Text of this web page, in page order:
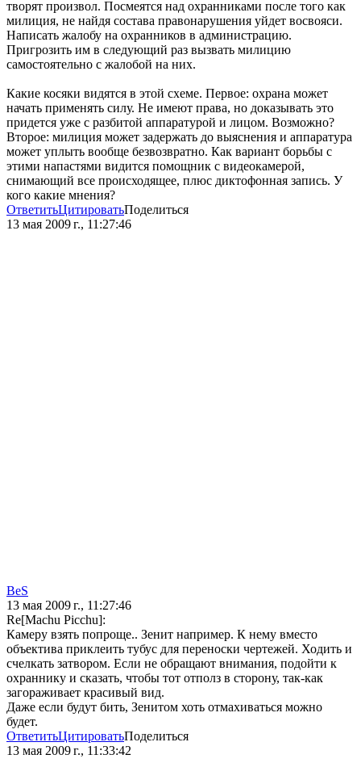
творят произвол. Посмеятся над охранниками после того как
милиция, не найдя состава правонарушения уйдет восвояси.
Написать жалобу на охранников в администрацию.
Пригрозить им в следующий раз вызвать милицию
самостоятельно с жалобой на них.
Какие косяки видятся в этой схеме. Первое: охрана может
начать применять силу. Не имеют права, но доказывать это
придется уже с разбитой аппаратурой и лицом. Возможно?
Второе: милиция может задержать до выяснения и аппаратура
может уплыть вообще безвозвратно. Как вариант борьбы с
этими напастями видится помощник с видеокамерой,
снимающий все происходящее, плюс диктофонная запись. У
кого какие мнения?
ОтветитьЦитироватьПоделиться
13 мая 2009 г., 11:27:46
BeS
13 мая 2009 г., 11:27:46
Re[Machu Picchu]:
Камеру взять попроще.. Зенит например. К нему вместо
объектива приклеить тубус для переноски чертежей. Ходить и
счелкать затвором. Если не обращают внимания, подойти к
охраннику и сказать, чтобы тот отполз в сторону, так-как
загораживает красивый вид.
Даже если будут бить, Зенитом хоть отмахиваться можно
будет.
ОтветитьЦитироватьПоделиться
13 мая 2009 г., 11:33:42